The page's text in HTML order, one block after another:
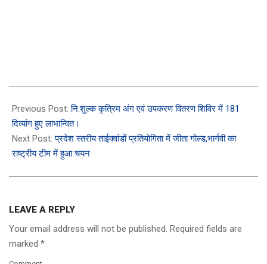
03-
21
Previous Post:नि:शुल्क कृत्रिम अंग एवं उपकरण वितरण शिविर में 181
दिव्यांग हुए लाभान्‍वित।
Next Post:प्रदेश स्तरीय ताईक्वांडों प्रतियोगिता में जीता गोल्ड,भार्गवी का
राष्ट्रीय टीम में हुआ चयन
LEAVE A REPLY
Your email address will not be published. Required fields are
marked *